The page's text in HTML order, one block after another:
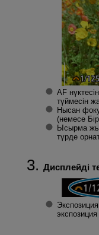
AF
түймесін
Нысан
(немесе
Ысырма
түрде
Дисплейді